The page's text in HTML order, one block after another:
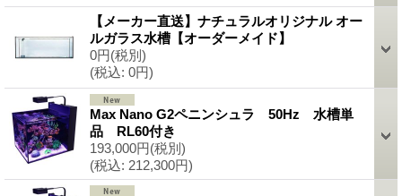
【メーカー直送】ナチュラルオリジナル オー
ルガラス水槽【オーダーメイド】
0円(税別)
(税込: 0円)
Max Nano G2ペニンシュラ 50Hz 水槽単
品 RL60付き
193,000円(税別)
(税込: 212,300円)